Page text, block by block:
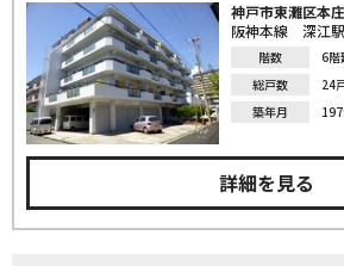
神戸市東灘区本
阪神本線 深江
階数
6階
総戸数
24
築年月
詳細を見る